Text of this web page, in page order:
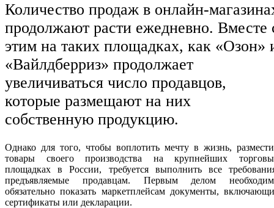
Количество продаж в онлайн-
продолжают расти ежедневно. Вместе
этим на таких площадках, как «Озон»
«Вайлдберриз» продолжает
увеличиваться число продавцов,
которые размещают на них
собственную продукцию.
Однако для того, чтобы воплотить мечту в жизнь,
товары своего производства на крупнейших
площадках в России, требуется выполнить все
предъявляемые продавцам. Первым делом
обязательно показать маркетплейсам документы,
сертификаты или декларации.